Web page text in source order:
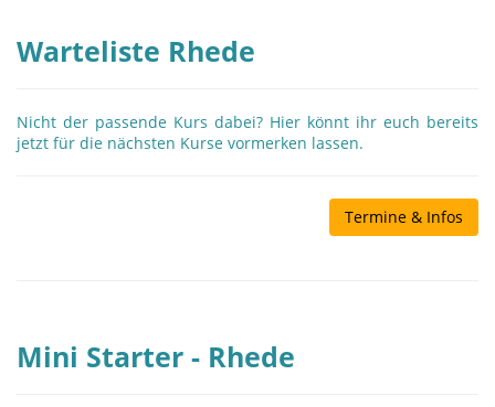
Warteliste Rhede
Nicht der passende Kurs dabei? Hier könnt ihr euch bereits
jetzt für die nächsten Kurse vormerken lassen.
Termine & Infos
Mini Starter - Rhede